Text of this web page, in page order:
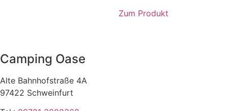
Zum Produkt
Camping Oase
Alte Bahnhofstraße 4A
97422 Schweinfurt